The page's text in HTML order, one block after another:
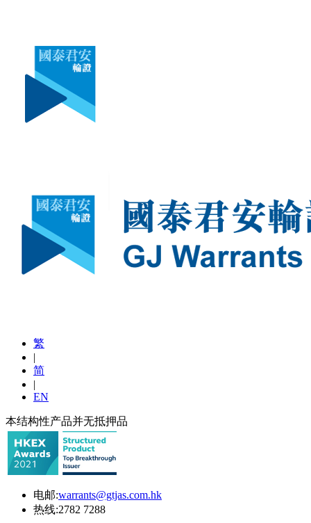
繁
|
简
|
EN
本结构性产品并无抵押品
电邮:warrants@gtjas.com.hk
热线:2782 7288